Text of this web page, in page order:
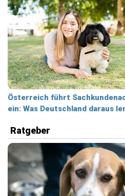
Österreich führt
ein: Was Deutschland daraus
Ratgeber